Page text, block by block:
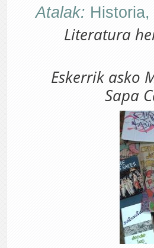
Atalak:
Literatura
Eskerrik asko
Sapa